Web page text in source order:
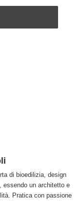
di bioedilizia, design
essendo un architetto e
Pratica con passione